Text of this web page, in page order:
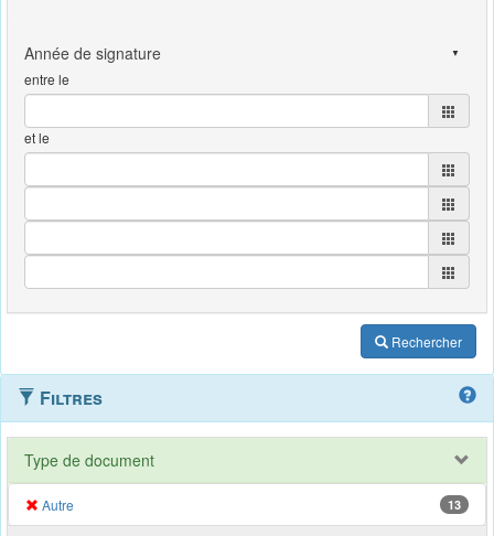
entre le
et le
Rechercher
Filtres
Type de document
Autre 13